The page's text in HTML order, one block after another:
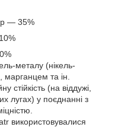
— 35%
металу (нікель-
марганцем та ін.
стійкість (на віддужі,
лугах) у поєднанні з
використовувалися